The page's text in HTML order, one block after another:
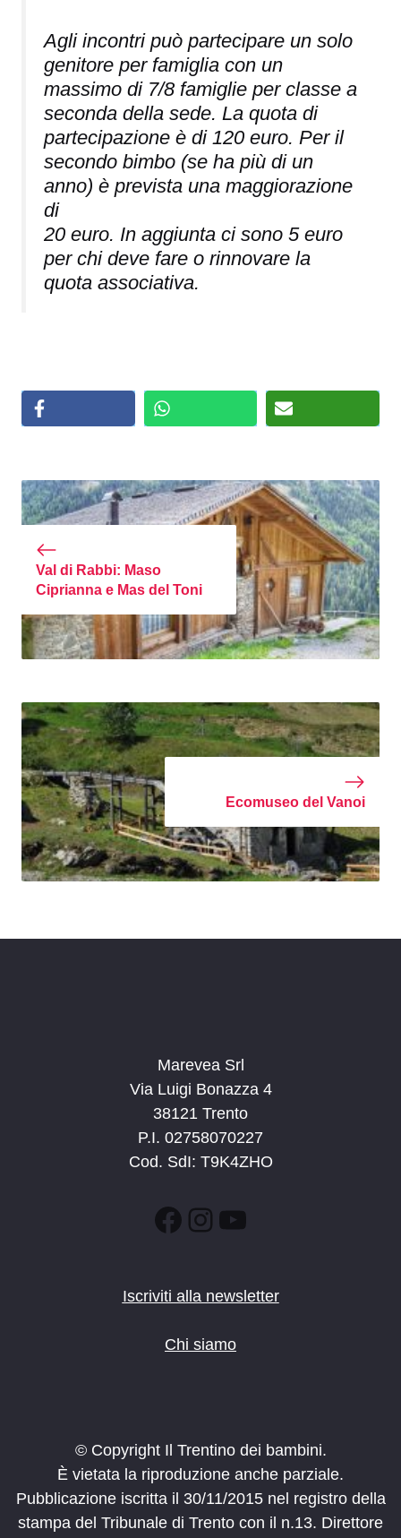
Agli incontri può partecipare un solo
genitore per famiglia con un
massimo di 7/8 famiglie per classe a
seconda della sede. La quota di
partecipazione è di 120 euro. Per il
secondo bimbo (se ha più di un
anno) è prevista una maggiorazione
di
20 euro. In aggiunta ci sono 5 euro
per chi deve fare o rinnovare la
quota associativa.
Val di Rabbi: Maso
Ciprianna e Mas del Toni
Ecomuseo del Vanoi
Marevea Srl
Via Luigi Bonazza 4
38121 Trento
P.I. 02758070227
Cod. SdI: T9K4ZHO
Facebook
Instagram
YouTube
Iscriviti alla newsletter
Chi siamo
© Copyright Il Trentino dei bambini.
È vietata la riproduzione anche parziale.
Pubblicazione iscritta il 30/11/2015 nel registro della
stampa del Tribunale di Trento con il n.13. Direttore